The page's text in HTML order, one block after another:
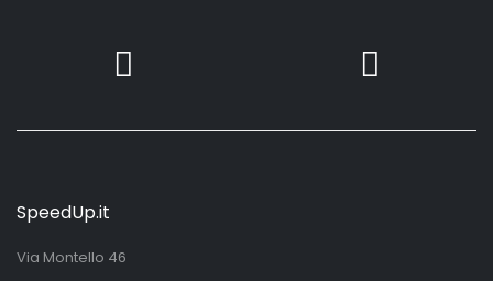
SpeedUp.it
Via Montello 46